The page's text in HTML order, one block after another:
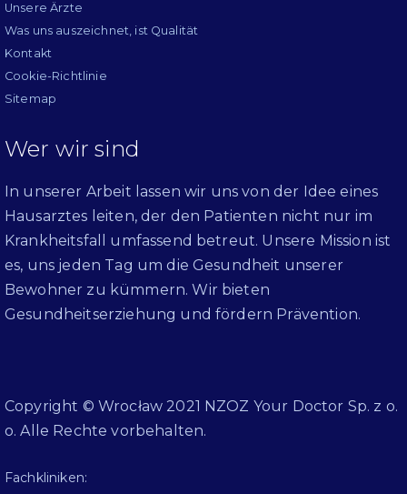
Unsere Ärzte
Was uns auszeichnet, ist Qualität
Kontakt
Cookie-Richtlinie
Sitemap
Wer wir sind
In unserer Arbeit lassen wir uns von der Idee eines
Hausarztes leiten, der den Patienten nicht nur im
Krankheitsfall umfassend betreut. Unsere Mission ist
es, uns jeden Tag um die Gesundheit unserer
Bewohner zu kümmern. Wir bieten
Gesundheitserziehung und fördern Prävention.
Copyright © Wrocław 2021 NZOZ Your Doctor Sp. z o.
o. Alle Rechte vorbehalten.
Fachkliniken: